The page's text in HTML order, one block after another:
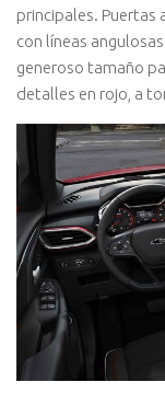
principales. Puertas
con líneas
generoso tamaño
detalles en rojo, a